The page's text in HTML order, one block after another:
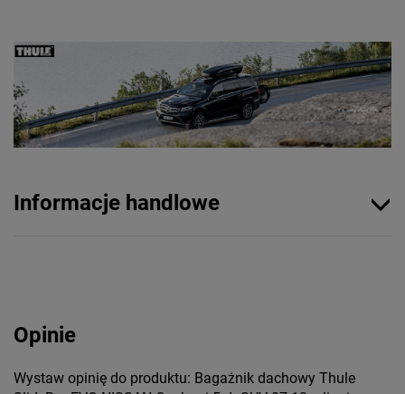
Informacje handlowe
Opinie
Wystaw opinię do produktu: Bagażnik dachowy Thule